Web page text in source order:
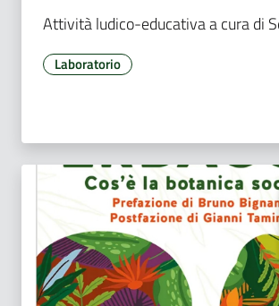
Attività ludico-educativa a cura di
Laboratorio